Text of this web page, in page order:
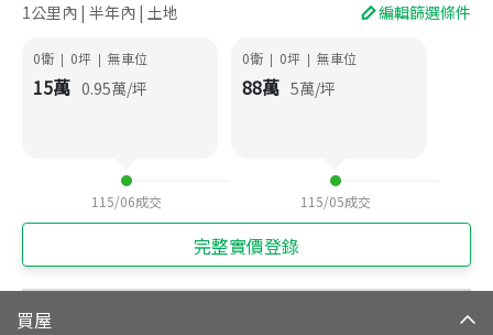
1公里內 | 半年內 | 土地 編輯篩選條件
0衛 | 0坪 | 無車位
15萬 0.95萬/坪
115/06成交
0衛 | 0坪 | 無車位
88萬 5萬/坪
115/05成交
完整實價登錄
買屋